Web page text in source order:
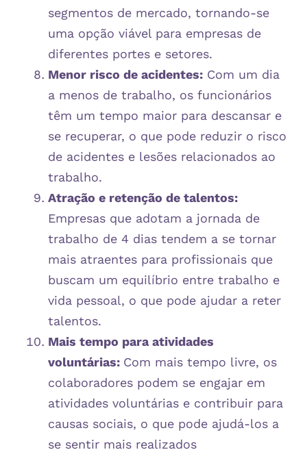
segmentos de mercado, tornando-se
uma opção viável para empresas de
diferentes portes e setores.
Menor risco de acidentes: Com um dia
a menos de trabalho, os funcionários
têm um tempo maior para descansar e
se recuperar, o que pode reduzir o risco
de acidentes e lesões relacionados ao
trabalho.
Atração e retenção de talentos:
Empresas que adotam a jornada de
trabalho de 4 dias tendem a se tornar
mais atraentes para profissionais que
buscam um equilíbrio entre trabalho e
vida pessoal, o que pode ajudar a reter
talentos.
Mais tempo para atividades
voluntárias: Com mais tempo livre, os
colaboradores podem se engajar em
atividades voluntárias e contribuir para
causas sociais, o que pode ajudá-los a
se sentir mais realizados